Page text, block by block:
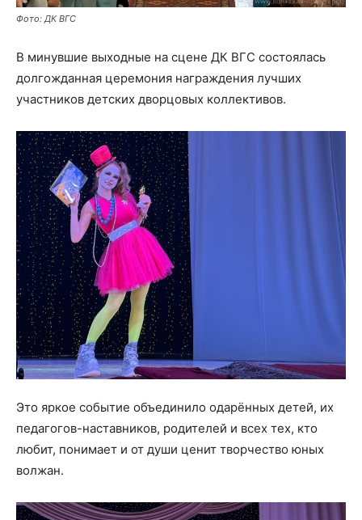
Фото: ДК ВГС
В минувшие выходные на сцене ДК ВГС состоялась
долгожданная церемония награждения лучших
участников детских дворцовых коллективов.
Это яркое событие объединило одарённых детей, их
педагогов-наставников, родителей и всех тех, кто
любит, понимает и от души ценит творчество юных
волжан.